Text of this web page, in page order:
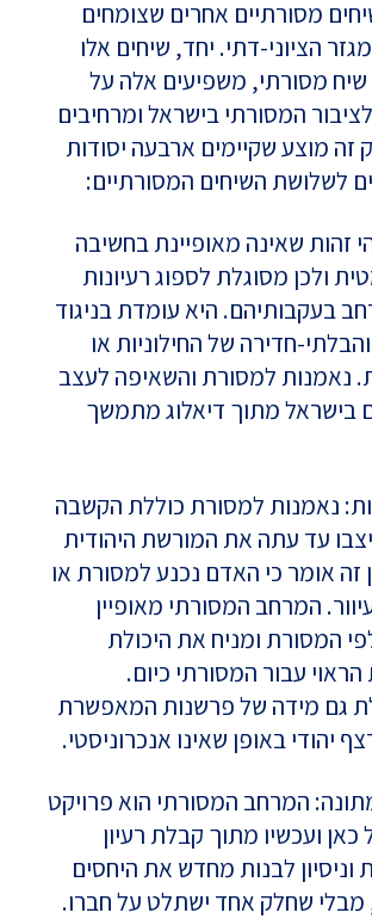
מסורתיים אחרים שצומחים
הציוני-דתי. יחד, שיחים אלו
מסורתי, משפיעים אלה על
המסורתי בישראל ומרחיבים
זה מוצע שקיימים ארבעה יסודות
לשלושת השיחים המסורתיים:
זהות שאינה מאופיינת בחשיבה
ולכן מסוגלת לספוג רעיונות
בעקבותיהם. היא עומדת בניגוד
חדירה של החילוניות או
נאמנות למסורת והשאיפה לעצב
בישראל מתוך דיאלוג מתמשך
נאמנות למסורת כוללת הקשבה
עד עתה את המורשת היהודית
זה אומר כי האדם נכנע למסורת או
המרחב המסורתי מאופיין
המסורת ומניח את היכולת
עבור המסורתי כיום.
גם מידה של פרשנות המאפשרת
יהודי באופן שאינו אנכרוניסטי.
המרחב המסורתי הוא פרויקט
ועכשיו מתוך קבלת רעיון
וניסיון לבנות מחדש את היחסים
מבלי שחלק אחד ישתלט על חברו.